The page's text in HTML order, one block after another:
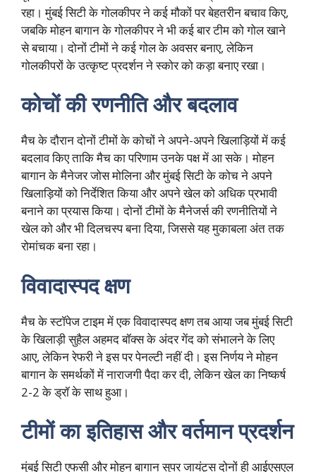
रहा। मुंबई सिटी के गोलकीपर ने कई मौकों पर बेहतरीन बचाव किए,
जबकि मोहन बागान के गोलकीपर ने भी कई बार टीम को गोल खाने
से बचाया। दोनों टीमों ने कई गोल के अवसर बनाए, लेकिन
गोलकीपरों के उत्कृष्ट प्रदर्शन ने स्कोर को कड़ा बनाए रखा।
कोचों की रणनीति और बदलाव
मैच के दौरान दोनों टीमों के कोचों ने अपने-अपने खिलाड़ियों में कई
बदलाव किए ताकि मैच का परिणाम उनके पक्ष में आ सके। मोहन
बागान के मैनेजर जोस मोलिना और मुंबई सिटी के कोच ने अपने
खिलाड़ियों को निर्देशित किया और अपने खेल को अधिक प्रभावी
बनाने का प्रयास किया। दोनों टीमों के मैनेजर्स की रणनीतियों ने
खेल को और भी दिलचस्प बना दिया, जिससे यह मुकाबला अंत तक
रोमांचक बना रहा।
विवादास्पद क्षण
मैच के स्टॉपेज टाइम में एक विवादास्पद क्षण तब आया जब मुंबई सिटी
के खिलाड़ी सुहैल अहमद बॉक्स के अंदर गेंद को संभालने के लिए
आए, लेकिन रेफरी ने इस पर पेनल्टी नहीं दी। इस निर्णय ने मोहन
बागान के समर्थकों में नाराजगी पैदा कर दी, लेकिन खेल का निष्कर्ष
2-2 के ड्रॉ के साथ हुआ।
टीमों का इतिहास और वर्तमान प्रदर्शन
मुंबई सिटी एफसी और मोहन बागान सुपर जायंट्स दोनों ही आईएसएल